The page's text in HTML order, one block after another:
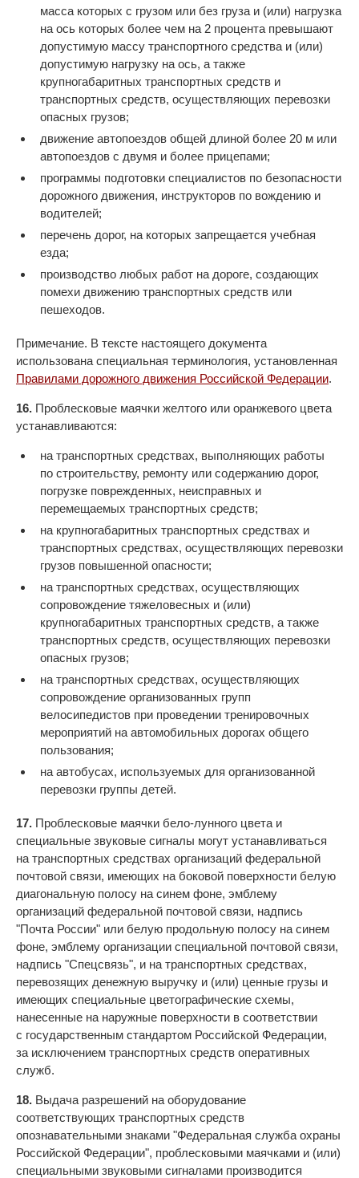
масса которых с грузом или без груза и (или) нагрузка
на ось которых более чем на 2 процента превышают
допустимую массу транспортного средства и (или)
допустимую нагрузку на ось, а также
крупногабаритных транспортных средств и
транспортных средств, осуществляющих перевозки
опасных грузов;
движение автопоездов общей длиной более 20 м или
автопоездов с двумя и более прицепами;
программы подготовки специалистов по безопасности
дорожного движения, инструкторов по вождению и
водителей;
перечень дорог, на которых запрещается учебная
езда;
производство любых работ на дороге, создающих
помехи движению транспортных средств или
пешеходов.
Примечание. В тексте настоящего документа
использована специальная терминология, установленная
Правилами дорожного движения Российской Федерации.
16. Проблесковые маячки желтого или оранжевого цвета
устанавливаются:
на транспортных средствах, выполняющих работы
по строительству, ремонту или содержанию дорог,
погрузке поврежденных, неисправных и
перемещаемых транспортных средств;
на крупногабаритных транспортных средствах и
транспортных средствах, осуществляющих перевозки
грузов повышенной опасности;
на транспортных средствах, осуществляющих
сопровождение тяжеловесных и (или)
крупногабаритных транспортных средств, а также
транспортных средств, осуществляющих перевозки
опасных грузов;
на транспортных средствах, осуществляющих
сопровождение организованных групп
велосипедистов при проведении тренировочных
мероприятий на автомобильных дорогах общего
пользования;
на автобусах, используемых для организованной
перевозки группы детей.
17. Проблесковые маячки бело-лунного цвета и
специальные звуковые сигналы могут устанавливаться
на транспортных средствах организаций федеральной
почтовой связи, имеющих на боковой поверхности белую
диагональную полосу на синем фоне, эмблему
организаций федеральной почтовой связи, надпись
"Почта России" или белую продольную полосу на синем
фоне, эмблему организации специальной почтовой связи,
надпись "Спецсвязь", и на транспортных средствах,
перевозящих денежную выручку и (или) ценные грузы и
имеющих специальные цветографические схемы,
нанесенные на наружные поверхности в соответствии
с государственным стандартом Российской Федерации,
за исключением транспортных средств оперативных
служб.
18. Выдача разрешений на оборудование
соответствующих транспортных средств
опознавательными знаками "Федеральная служба охраны
Российской Федерации", проблесковыми маячками и (или)
специальными звуковыми сигналами производится